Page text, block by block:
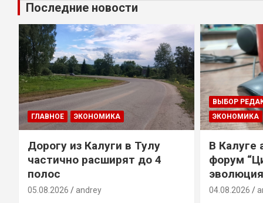
Последние новости
ГЛАВНОЕ ЭКОНОМИКА
Дорогу из Калуги в Тулу
частично расширят до 4
полос
05.08.2026 andrey
ВЫБОР
ЭКОНОМИКА
В Калуге
форум
04.08.2026